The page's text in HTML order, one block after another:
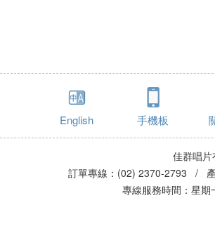
English 手機板
佳群唱
訂單專線：(02) 2370-2793 /
專線服務時間：星